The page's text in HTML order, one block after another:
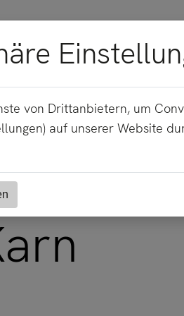
von Drittanbietern, um
auf unserer Website